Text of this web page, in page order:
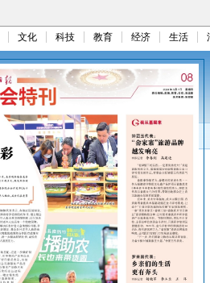
文化 科技 教育 经济 生活